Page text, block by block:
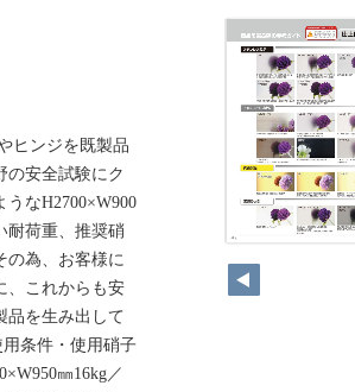
382
ヒンジを既製品
の安全試験にク
なH2700×W900
耐荷重、推奨硝
の為、お客様に
、これからも安
品を生み出して
条件・使用硝子
㎜16kg／